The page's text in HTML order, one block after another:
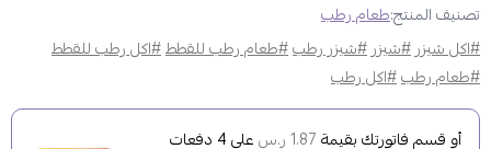
تصنيف المنتج:طعام رطب
#اكل شيزر#شيزر#شيزر رطب#طعام رطب للقطط#اكل رطب للقطط
#طعام رطب#اكل رطب
أو قسم فاتورتك بقيمة 1.87 ر.س على4 دفعات